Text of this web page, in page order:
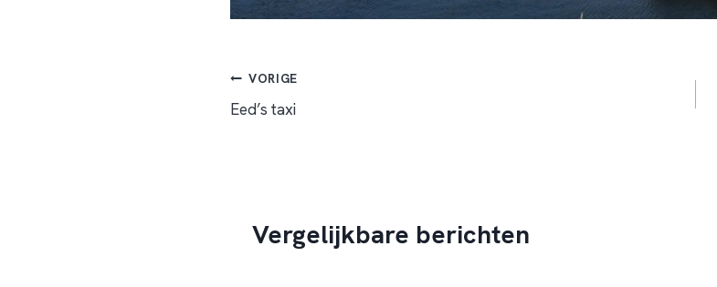
Bericht
navigatie
VORIGE
Eed’s taxi
Vergelijkbare berichten